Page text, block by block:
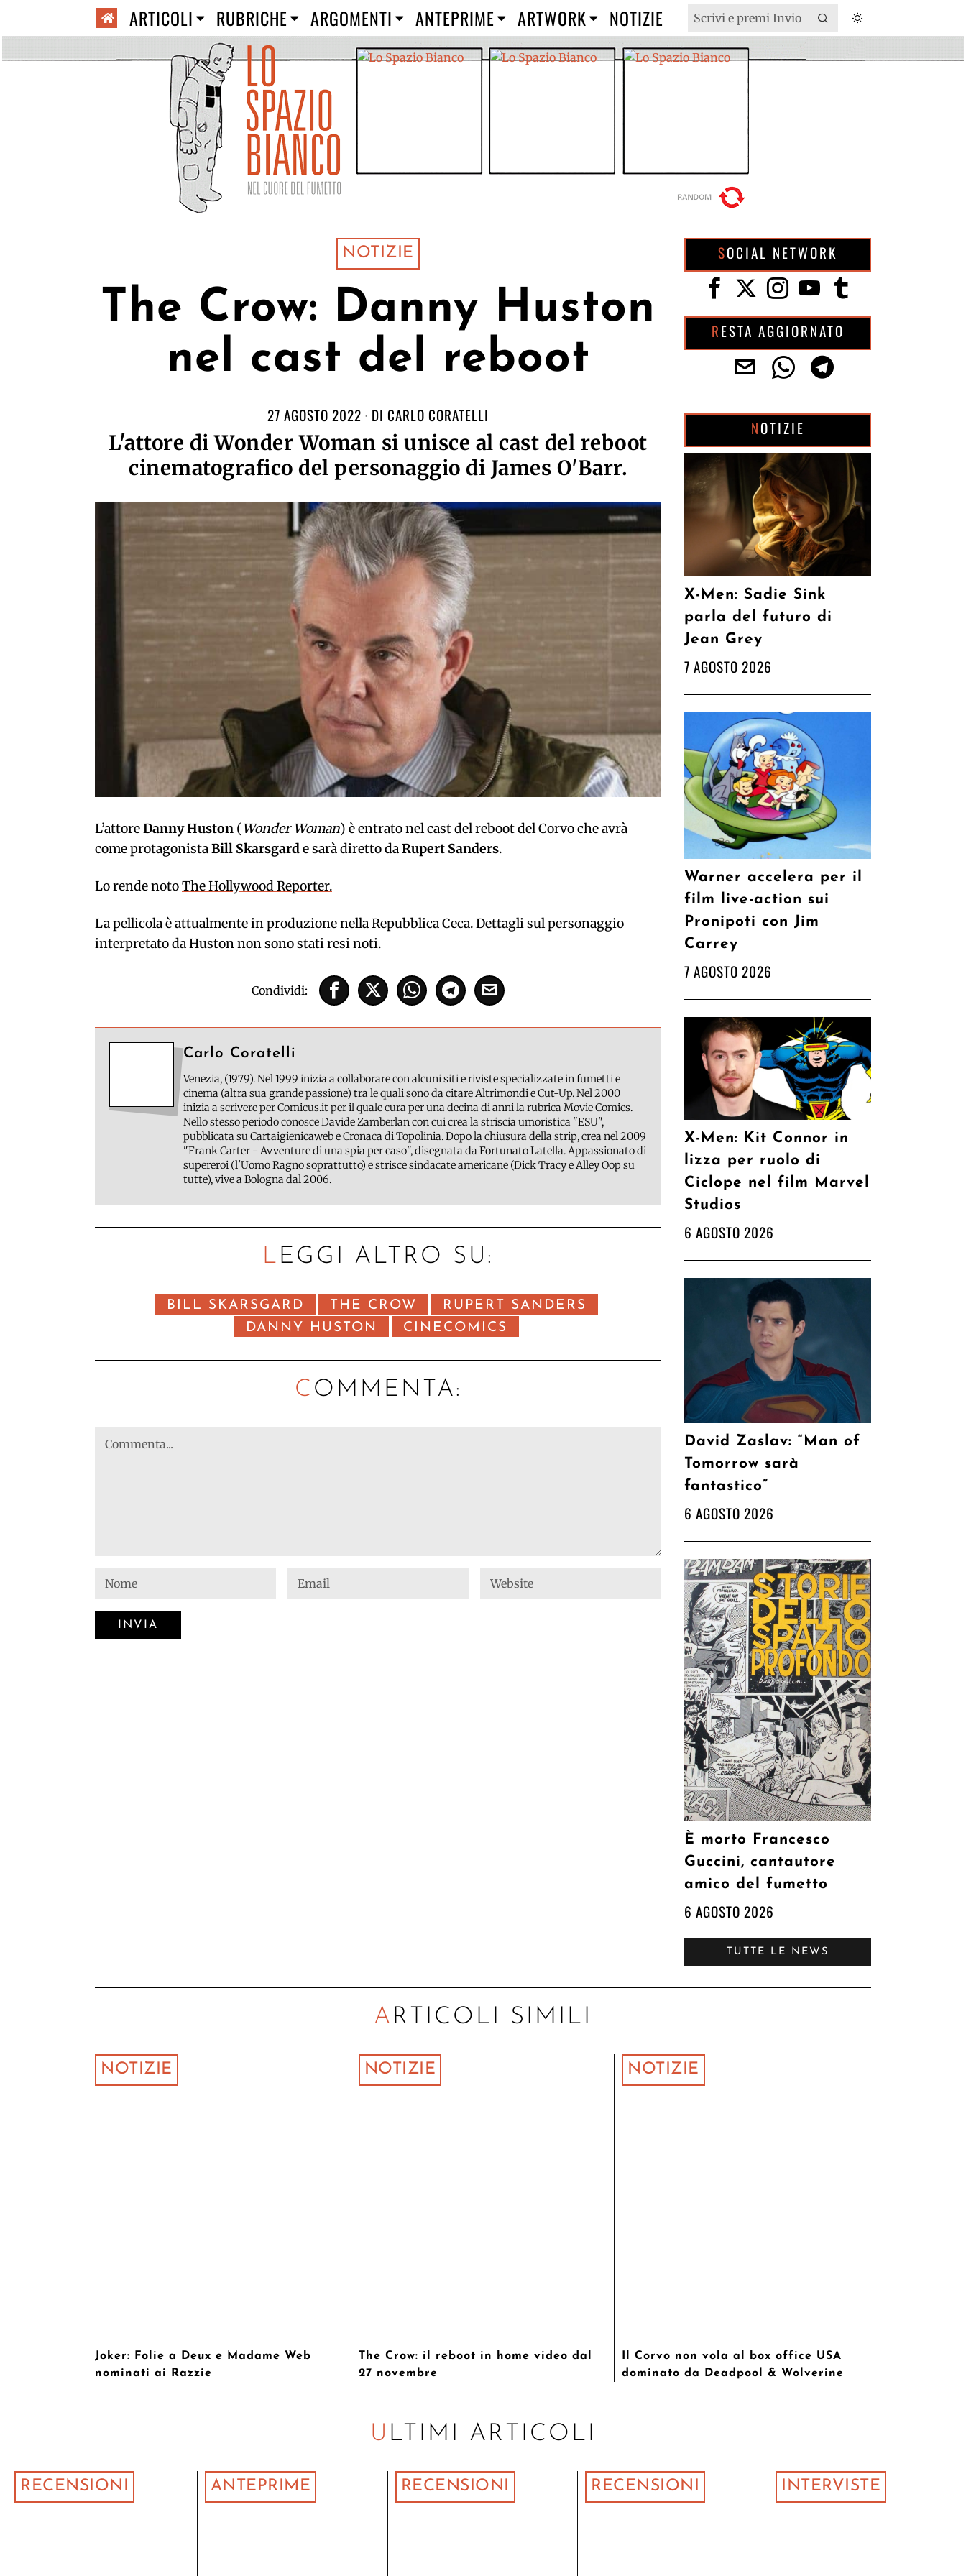
ARTICOLI RUBRICHE ARGOMENTI ANTEPRIME ARTWORK NOTIZIE
NOTIZIE
The Crow: Danny Huston
nel cast del reboot
27 AGOSTO 2022 DI CARLO CORATELLI
L'attore di Wonder Woman si unisce al cast del reboot
cinematografico del personaggio di James O'Barr.
L’attoreDanny Huston (Wonder Woman) è entrato nel cast del reboot del Corvo che avrà
come protagonistaBill Skarsgarde sarà diretto daRupert Sanders.
Lo rende notoThe Hollywood Reporter.
La pellicola è attualmente in produzione nella Repubblica Ceca. Dettagli sul personaggio
interpretato da Huston non sono stati resi noti.
Condividi:
Carlo Coratelli
Venezia, (1979). Nel 1999 inizia a collaborare con alcuni siti e riviste specializzate in fumetti e
cinema (altra sua grande passione) tra le quali sono da citare Altrimondi e Cut-Up. Nel 2000
inizia a scrivere per Comicus.it per il quale cura per una decina di anni la rubrica Movie Comics.
Nello stesso periodo conosce Davide Zamberlan con cui crea la striscia umoristica "ESU",
pubblicata su Cartaigienicaweb e Cronaca di Topolinia. Dopo la chiusura della strip, crea nel 2009
"Frank Carter - Avventure di una spia per caso", disegnata da Fortunato Latella. Appassionato di
supereroi (l'Uomo Ragno soprattutto) e strisce sindacate americane (Dick Tracy e Alley Oop su
tutte), vive a Bologna dal 2006.
LEGGI ALTRO SU:
BILL SKARSGARD THE CROW
RUPERT SANDERS
DANNY HUSTON
CINECOMICS
C OMMENTA:
SOCIAL NETWORK
RESTA AGGIORNATO
NOTIZIE
X-Men: Sadie Sink
parla del futuro di
Jean Grey
7 AGOSTO 2026
Warner accelera per il
film live-action sui
Pronipoti con Jim
Carrey
7 AGOSTO 2026
X-Men: Kit Connor in
lizza per ruolo di
Ciclope nel film Marvel
Studios
6 AGOSTO 2026
David Zaslav: “Man of
Tomorrow sarà
fantastico”
6 AGOSTO 2026
È morto Francesco
Guccini, cantautore
amico del fumetto
6 AGOSTO 2026
TUTTE LE NEWS
ARTICOLI SIMILI
NOTIZIE
Joker: Folie a Deux e Madame Web
nominati ai Razzie
NOTIZIE
The Crow: il reboot in home video dal
27 novembre
NOTIZIE
Il Corvo non vola al box office USA
dominato da Deadpool & Wolverine
ULTIMI ARTICOLI
RECENSIONI ANTEPRIME RECENSIONI RECENSIONI INTERVISTE